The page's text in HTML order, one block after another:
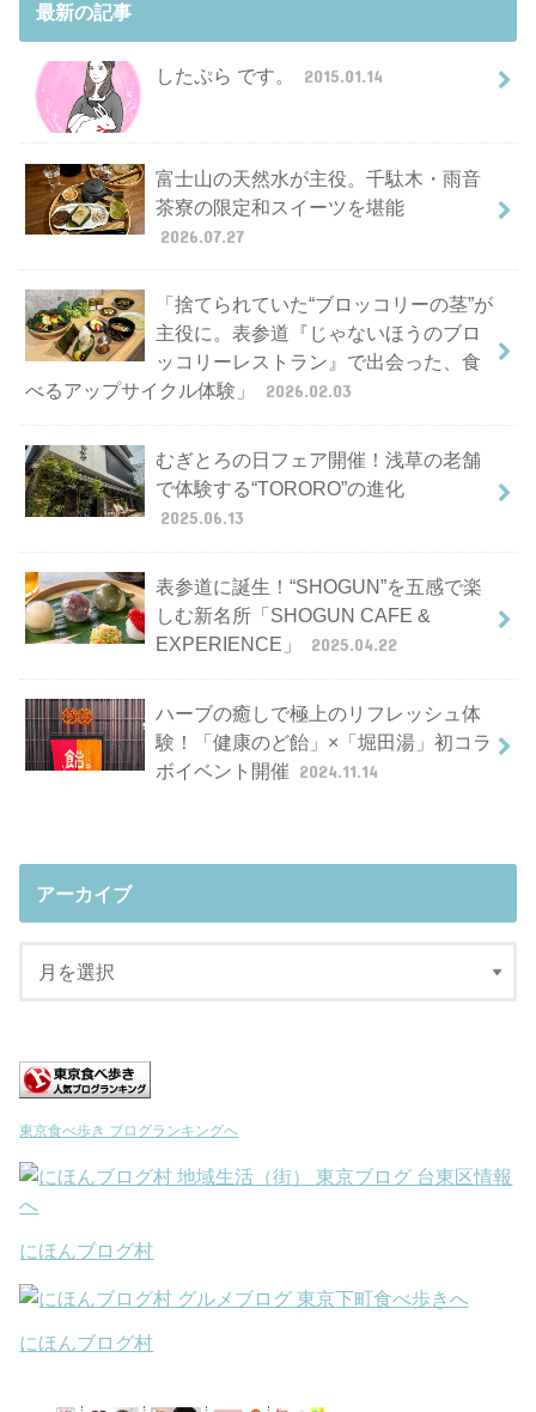
最新の記事
したぷら です。 2015.01.14
富士山の天然水が主役。千駄木・雨音
茶寮の限定和スイーツを堪能
2026.07.27
「捨てられていた“ブロッコリーの茎”が
主役に。表参道『じゃないほうのブロ
ッコリーレストラン』で出会った、食
べるアップサイクル体験」
2026.02.03
むぎとろの日フェア開催！浅草の老舗
で体験する“TORORO”の進化
2025.06.13
表参道に誕生！“SHOGUN”を五感で楽
しむ新名所「SHOGUN CAFE &
EXPERIENCE」
2025.04.22
ハーブの癒しで極上のリフレッシュ体
験！「健康のど飴」×「堀田湯」初コラ
ボイベント開催 2024.11.14
アーカイブ
東京食べ歩き ブログランキングへ
にほんブログ村
にほんブログ村